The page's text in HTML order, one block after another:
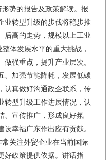
势的报告及政策解读。报
业转型升级的步伐将稳步推
后高的走势，规模以上工业
体发展水平的重大挑战，
强重点，提升产业层次。
、加强节能降耗，发展低碳
认真做好沟通政企联系，传
转型升级工作进展情况，认
、宣传推广，形成良好氛
幸福广东作出应有贡献。
关注外贸企业在当前国际
好政策提供依据。讲话指